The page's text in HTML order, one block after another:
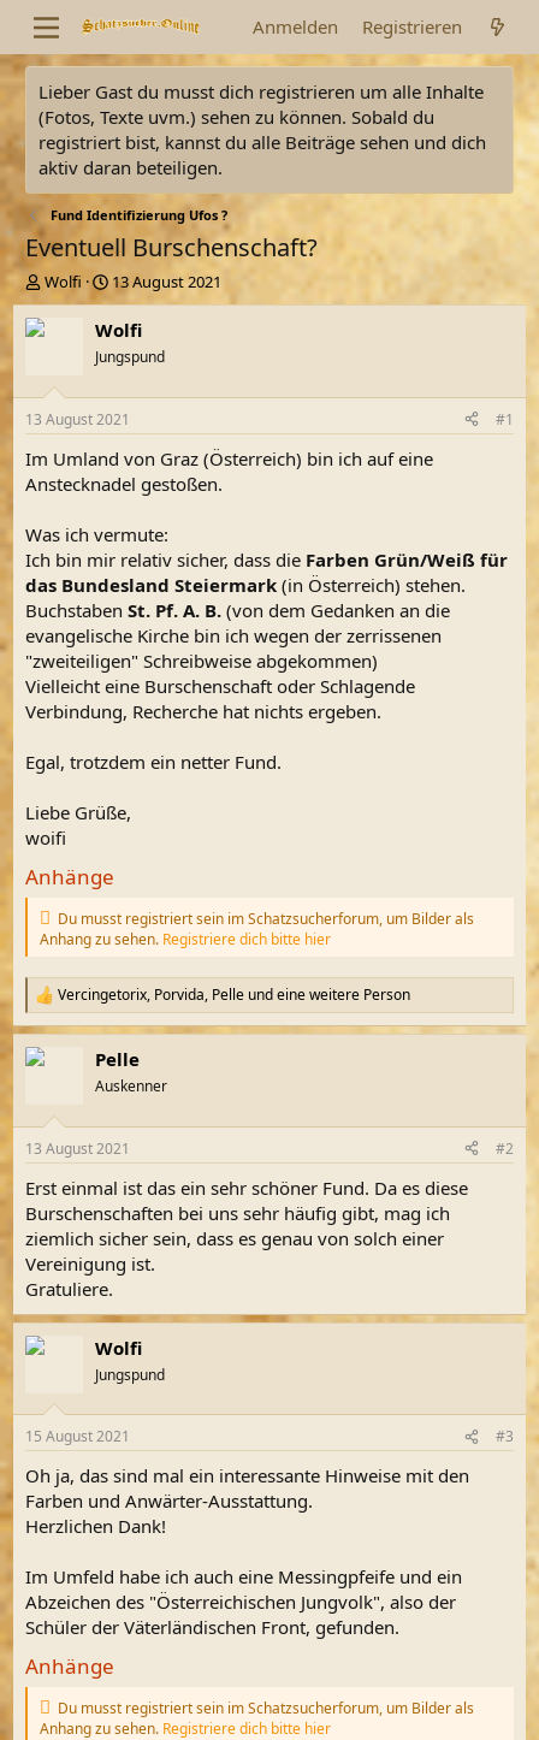
Anmelden Registrieren
Lieber Gast du musst dich registrieren um alle Inhalte
(Fotos, Texte uvm.) sehen zu können. Sobald du
registriert bist, kannst du alle Beiträge sehen und dich
aktiv daran beteiligen.
Fund Identifizierung Ufos ?
Eventuell Burschenschaft?
E
r
s
e
r
Wolfi
E
r
s
e
l
t
a
m
13 August 2021
Wolfi
Jungspund
13 August 2021 #1
Im Umland von Graz (Österreich) bin ich auf eine
Anstecknadel gestoßen.
Was ich vermute:
Ich bin mir relativ sicher, dass die Farben Grün/Weiß für
das Bundesland Steiermark (in Österreich) stehen.
BuchstabenSt. Pf. A. B. (von dem Gedanken an die
evangelische Kirche bin ich wegen der zerrissenen
"zweiteiligen" Schreibweise abgekommen)
Vielleicht eine Burschenschaft oder Schlagende
Verbindung, Recherche hat nichts ergeben.
Egal, trotzdem ein netter Fund.
Liebe Grüße,
woifi
Anhänge
Du musst registriert sein im Schatzsucherforum, um Bilder als
Anhang zu sehen. Registriere dich bitte hier
R
e
a
k
e
:
Vercingetorix, Porvida, Pelle und eine weitere Person
Pelle
Auskenner
13 August 2021 #2
Erst einmal ist das ein sehr schöner Fund. Da es diese
Burschenschaften bei uns sehr häufig gibt, mag ich
ziemlich sicher sein, dass es genau von solch einer
Vereinigung ist.
Gratuliere.
Wolfi
Jungspund
15 August 2021 #3
Oh ja, das sind mal ein interessante Hinweise mit den
Farben und Anwärter-Ausstattung.
Herzlichen Dank!
Im Umfeld habe ich auch eine Messingpfeife und ein
Abzeichen des "Österreichischen Jungvolk", also der
Schüler der Väterländischen Front, gefunden.
Anhänge
Du musst registriert sein im Schatzsucherforum, um Bilder als
Anhang zu sehen. Registriere dich bitte hier